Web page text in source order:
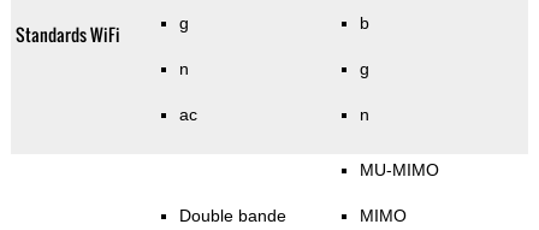
Standards WiFi g
n
ac
b
g
n
Double bande
MU-MIMO
MIMO